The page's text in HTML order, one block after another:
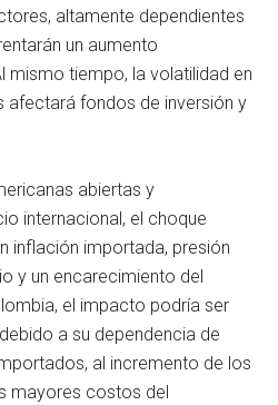
altamente dependientes
un aumento
mismo tiempo, la volatilidad en
afectará fondos de inversión y
abiertas y
internacional, el choque
inflación importada, presión
y un encarecimiento del
el impacto podría ser
a su dependencia de
al incremento de los
mayores costos del